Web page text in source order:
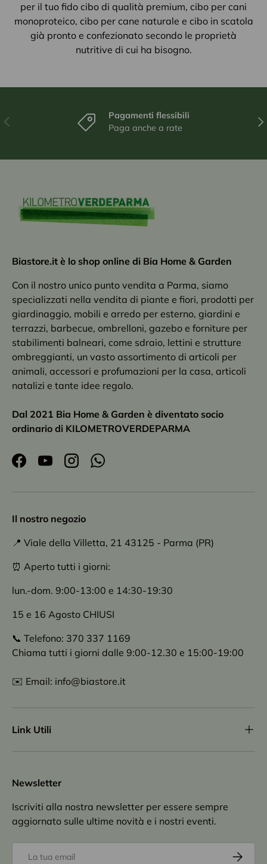
per il tuo fido cibo di qualità premium, cibo per cani
monoproteico, cibo per cane naturale e cibo in scatola
già pronto e confezionato secondo le proprietà
nutritive di cui ha bisogno.
Indietro
Pagamenti flessibili
Paga anche a rate
Biastore.it è lo shop online di Bia Home & Garden
Con il nostro unico punto vendita a Parma, siamo
specializzati nella vendita di piante e fiori, prodotti per
giardinaggio, mobili e arredo per esterno, giardini e
terrazzi, barbecue, ombrelloni, gazebo e forniture per
stabilimenti balneari, come sdraio, lettini e strutture
ombreggianti, un vasto assortimento di articoli per
animali, accessori e profumazioni per la casa, articoli
natalizi e tante idee regalo.
Dal 2021 Bia Home & Garden è diventato socio
ordinario di KILOMETROVERDEPARMA
FacebookYouTubeInstagramWhatsApp
Il nostro negozio
📍 Viale della Villetta, 21 43125 - Parma (PR)
⏰ Aperto tutti i giorni:
lun.-dom. 9:00-13:00 e 14:30-19:30
15 e 16 Agosto CHIUSI
📞 Telefono: 370 337 1169
Chiama tutti i giorni dalle 9:00-12.30 e 15:00-19:00
✉️ Email: info@biastore.it
Link Utili
Newsletter
Iscriviti alla nostra newsletter per essere sempre
aggiornato sulle ultime novità e i nostri eventi.
Iscriviti